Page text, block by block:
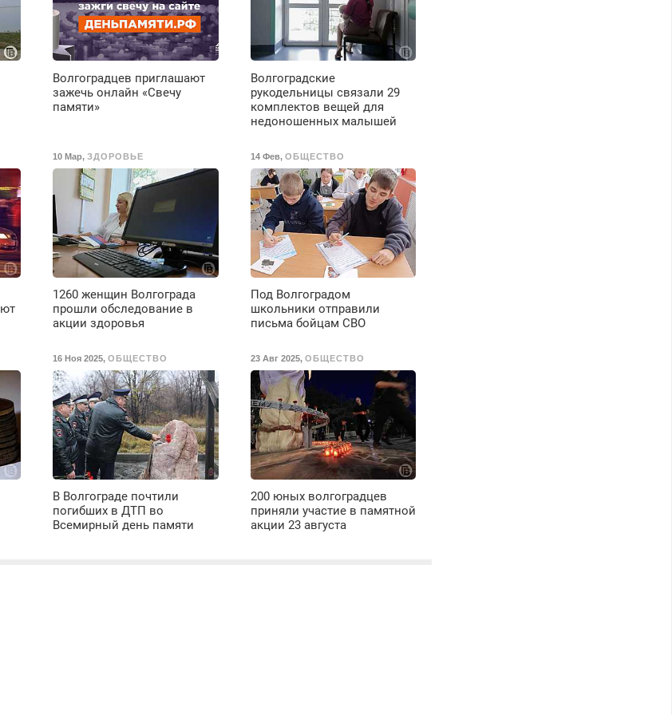
вычета налогов.
Ежемесячно
выплачивается
денежная премия.
Возможно бесплатное
обучение, получение
документов, работа
безопасности с з/п до
125000 руб.
Волгоградцев приглашают
зажечь онлайн «Свечу
памяти»
Волгоградские
рукодельницы связали 29
комплектов вещей для
недоношенных малышей
10 Мар,ЗДОРОВЬЕ
1260 женщин Волгограда
прошли обследование в
акции здоровья
14 Фев, ОБЩЕСТВО
Под Волгоградом
школьники отправили
письма бойцам СВО
16 Ноя 2025,ОБЩЕСТВО
В Волгограде почтили
погибших в ДТП во
Всемирный день памяти
23 Авг 2025, ОБЩЕСТВО
200 юных волгоградцев
приняли участие в памятной
акции 23 августа